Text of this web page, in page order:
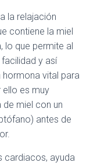
la relajación
contiene la miel
lo que permite al
y así
hormona vital para
ello es muy
miel con un
antes de
cardiacos, ayuda